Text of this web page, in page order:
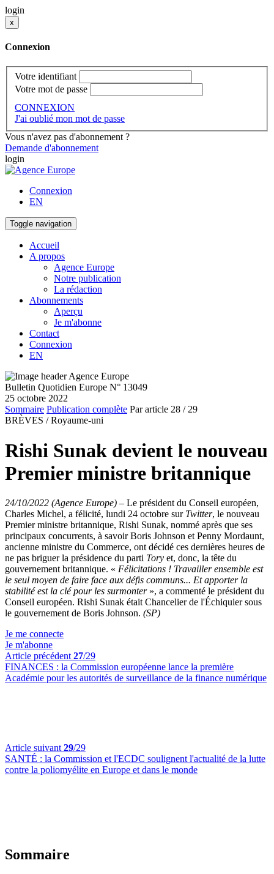
login
x
Connexion
Votre identifiant
Votre mot de passe
CONNEXION
J'ai oublié mon mot de passe
Vous n'avez pas d'abonnement ?
Demande d'abonnement
login
Connexion
EN
Toggle navigation
Accueil
A propos
Agence Europe
Notre publication
La rédaction
Abonnements
Aperçu
Je m'abonne
Contact
Connexion
EN
Bulletin Quotidien Europe N° 13049
25 octobre 2022
Sommaire Publication complète Par article 28 / 29
BRÈVES / Royaume-uni
Rishi Sunak devient le nouveau
Premier ministre britannique
24/10/2022 (Agence Europe) – Le président du Conseil européen,
Charles Michel, a félicité, lundi 24 octobre sur Twitter, le nouveau
Premier ministre britannique, Rishi Sunak, nommé après que ses
principaux concurrents, à savoir Boris Johnson et Penny Mordaunt,
ancienne ministre du Commerce, ont décidé ces dernières heures de
ne pas briguer la présidence du parti Tory et, donc, la tête du
gouvernement britannique. « Félicitations ! Travailler ensemble est
le seul moyen de faire face aux défis communs... Et apporter la
stabilité est la clé pour les surmonter », a commenté le président du
Conseil européen. Rishi Sunak était Chancelier de l'Échiquier sous
le gouvernement de Boris Johnson. (SP)
Je me connecte
Je m'abonne
Article précédent 27/29
FINANCES : la Commission européenne lance la première
Académie pour les autorités de surveillance de la finance numérique
Article suivant 29/29
SANTÉ : la Commission et l'ECDC soulignent l'actualité de la lutte
contre la poliomyélite en Europe et dans le monde
Sommaire